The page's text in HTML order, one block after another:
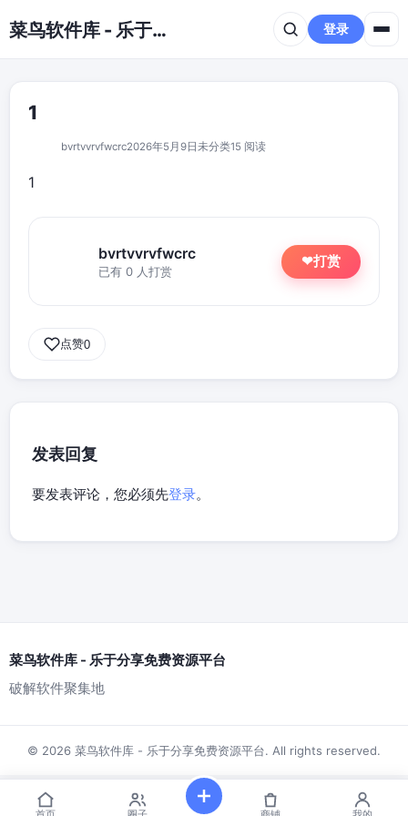
菜鸟软件库 - 乐于分享免费资源平台 登录
1
bvrtvvrvfwcrc2026年5月9日 未分类15 阅读
1
bvrtvvrvfwcrc
已有 0 人打赏
❤打赏
点赞0
发表回复
要发表评论，您必须先登录。
菜鸟软件库 - 乐于分享免费资源平台
破解软件聚集地
© 2026 菜鸟软件库 - 乐于分享免费资源平台. All rights reserved.